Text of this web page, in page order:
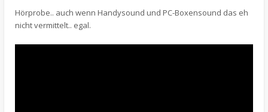
Hörprobe.. auch wenn Handysound und PC-Boxensound das eh
nicht vermittelt.. egal.